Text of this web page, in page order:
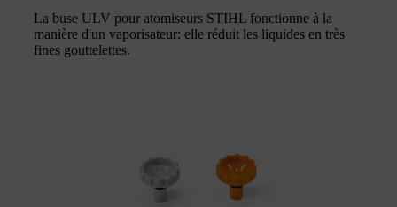
La buse ULV pour atomiseurs STIHL fonctionne à la
manière d'un vaporisateur: elle réduit les liquides en très
fines gouttelettes.